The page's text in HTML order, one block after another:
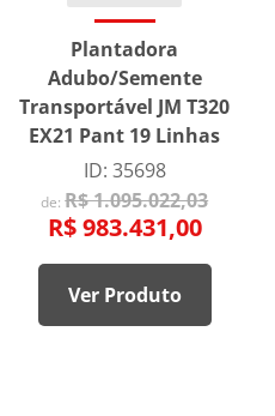
Plantadora
Adubo/Semente
Transportável JM T320
EX21 Pant 19 Linhas
ID: 35698
de:R$ 1.095.022,03
R$ 983.431,00
Ver Produto